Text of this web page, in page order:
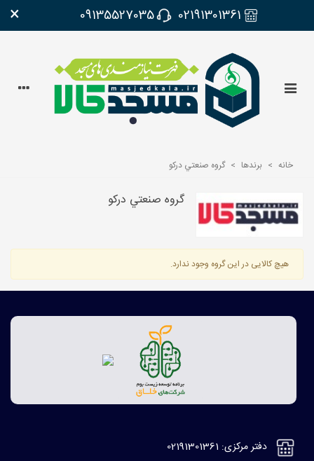
02191301361
09135527035
×
خانه > برندها > گروه صنعتي دركو
گروه صنعتي دركو
هیچ کالایی در این گروه وجود ندارد.
دفتر مرکزی: 02191301361